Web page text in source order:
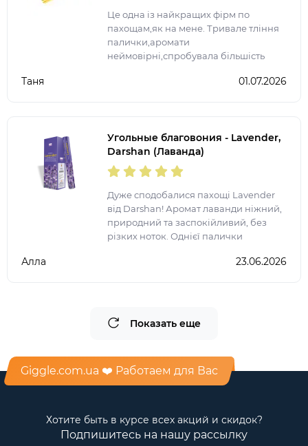
Це одна із найкращих фірм по
пахощам,як на мене. Тривале тління
палички,аромати
неймовірні,спробувала більшість
запалення ще на довго залишається
Таня 01.07.2026
Угольные благовония - Lavender,
Darshan (Лаванда)
Дуже сподобалися пахощі Lavender
від Darshan! Аромат лаванди ніжний,
природний та заспокійливий, без
різких ноток. Однієї палички
атмосферою затишку, гармонії та
Алла 23.06.2026
Показать еще
Giggle.com.ua ❤️ Работаем для Вас
Хотите быть в курсе всех акций и скидок?
Подпишитесь на нашу рассылку